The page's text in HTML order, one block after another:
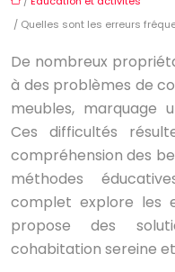
/ Quelles sont les erreurs
De nombreux
à des problèmes de
meubles, marquage
Ces difficultés
compréhension des
méthodes
complet explore les
propose des
cohabitation sereine